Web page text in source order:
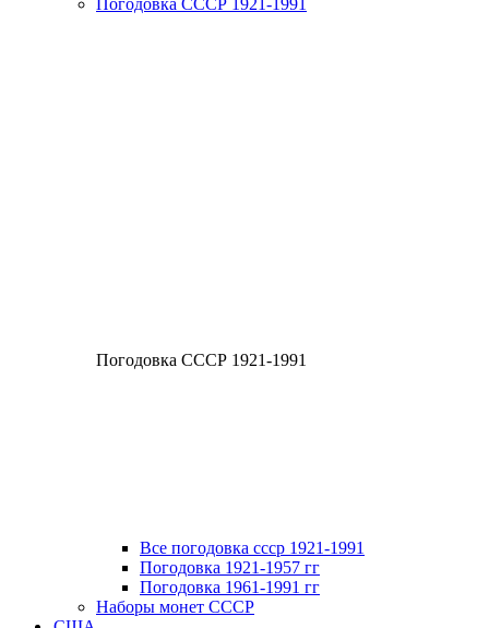
Погодовка СССР 1921-1991
Погодовка СССР 1921-1991
Все погодовка ссср 1921-1991
Погодовка 1921-1957 гг
Погодовка 1961-1991 гг
Наборы монет СССР